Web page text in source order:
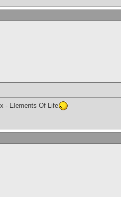
- Elements Of Life